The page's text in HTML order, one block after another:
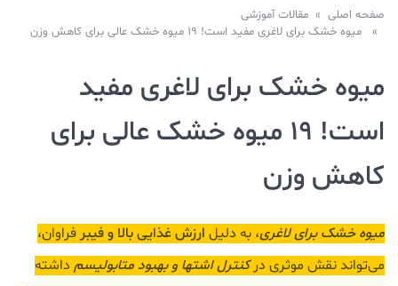
صفحه اصلی » مقالات آموزشی
» میوه خشک برای لاغری مفید است! 19 میوه خشک عالی برای کاهش وزن
میوه خشک برای لاغری مفید
است! 19 میوه خشک عالی برای
کاهش وزن
میوه خشک برای لاغری، به دلیل ارزش غذایی بالا و فیبر فراوان،
می‌تواند نقش موثری درکنترل اشتها و بهبود متابولیسم داشته